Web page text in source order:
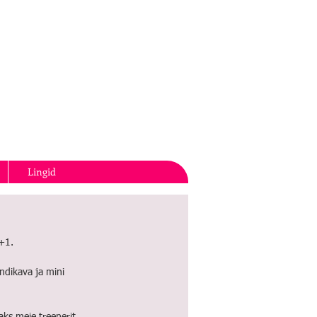
Lingid
ja mini